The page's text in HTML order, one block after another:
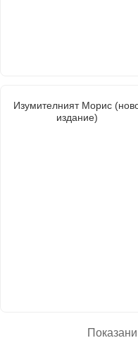
Изумителният Морис
издание)